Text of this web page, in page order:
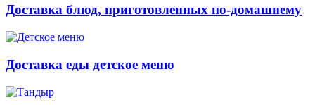
Доставка блюд, приготовленных по-домашнему
Доставка еды детское меню